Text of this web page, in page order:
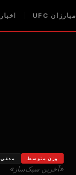
مبارزان UFC
وزن متوسط مدعی
«آخرین سبک‌ساز»